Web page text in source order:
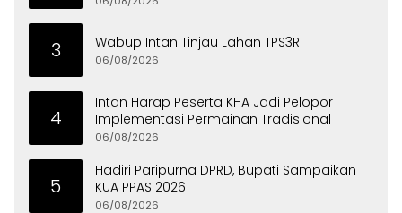
3 Wabup Intan Tinjau Lahan TPS3R
06/08/2026
4
Intan Harap Peserta KHA Jadi Pelopor
Implementasi Permainan Tradisional
06/08/2026
5
Hadiri Paripurna DPRD, Bupati Sampaikan
KUA PPAS 2026
06/08/2026